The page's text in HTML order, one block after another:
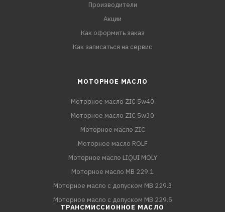
Производители
Акции
Как оформить заказ
Как записаться на сервис
МОТОРНОЕ МАСЛО
Моторное масло ZIC 5w40
Моторное масло ZIC 5w30
Моторное масло ZIC
Моторное масло ROLF
Моторное масло LIQUI MOLY
Моторное масло MB 229.1
Моторное масло с допуском MB 229.3
Моторное масло с допуском MB 229.5
ТРАНСМИССИОННОЕ МАСЛО